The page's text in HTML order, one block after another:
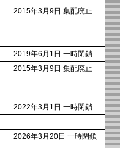
2015年3月9日 集配廃止
2019年6月1日 一時閉鎖
2015年3月9日 集配廃止
2022年3月1日 一時閉鎖
2026年3月20日 一時閉鎖